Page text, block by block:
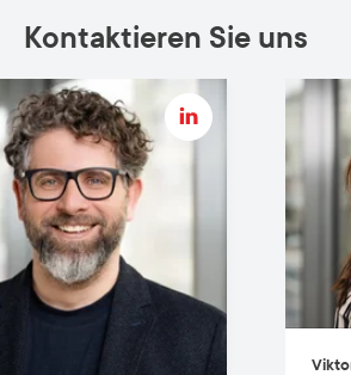
Kontaktieren Sie uns
Viktorija